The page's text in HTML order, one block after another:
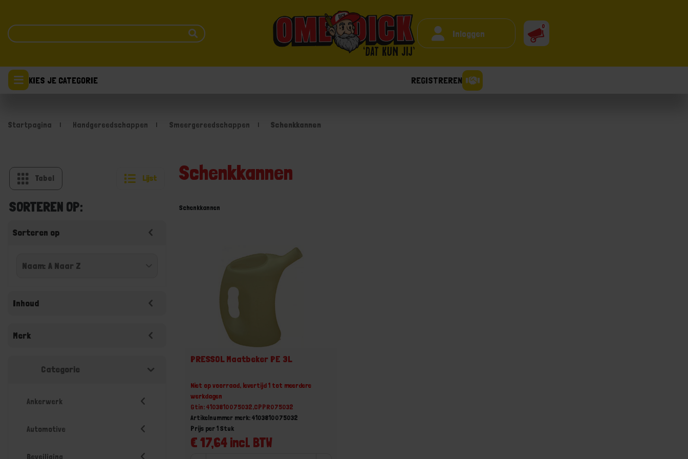
Inloggen
0
KIES JE CATEGORIE REGISTREREN
Startpagina Handgereedschappen Smeergereedschappen Schenkkannen
Tabel Lijst
SORTEREN OP:
Sorteren op
Inhoud
Merk
Categorie
Ankerwerk
Automotive
Beveiliging
Schenkkannen
Schenkkannen
PRESSOL Maatbeker PE 3L
Niet op voorraad, levertijd 1 tot meerdere
werkdagen
Gtin: 4103810075032,CPPR075032
Artikelnummer merk: 4103810075032
€ 17,64 incl. BTW
Prijs per 1 Stuk